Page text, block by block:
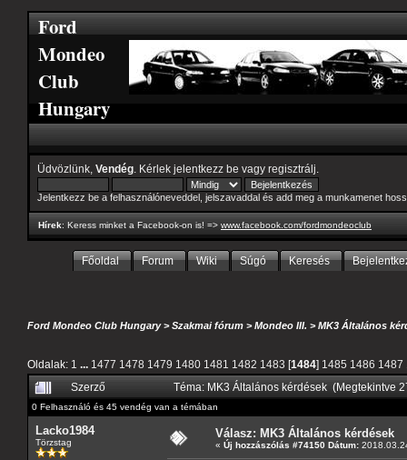
Ford
Mondeo
Club
Hungary
Üdvözlünk, Vendég . Kérlek jelentkezz be vagy regisztrálj
Jelentkezz be a felhasználóneveddel, jelszavaddal és add meg a munkamenet
Hírek: Keress minket a Facebook-on is! => www.facebook.com/fordmondeoclub
Főoldal Forum Wiki Súgó Keresés
Ford Mondeo Club Hungary>Szakmai fórum >Mondeo III. >MK3 Általános
Oldalak: 1 ... 1477 1478 1479 1480 1481 1482 1483 [1484] 1485 1486 1487
Szerző
Téma: MK3 Általános kérdések (Megtekintve
0 Felhasználó és 45 vendég van a témában
Lacko1984
Törzstag
Válasz: MK3 Általános kérdések
« Új hozzászólás #74150 Dátum: